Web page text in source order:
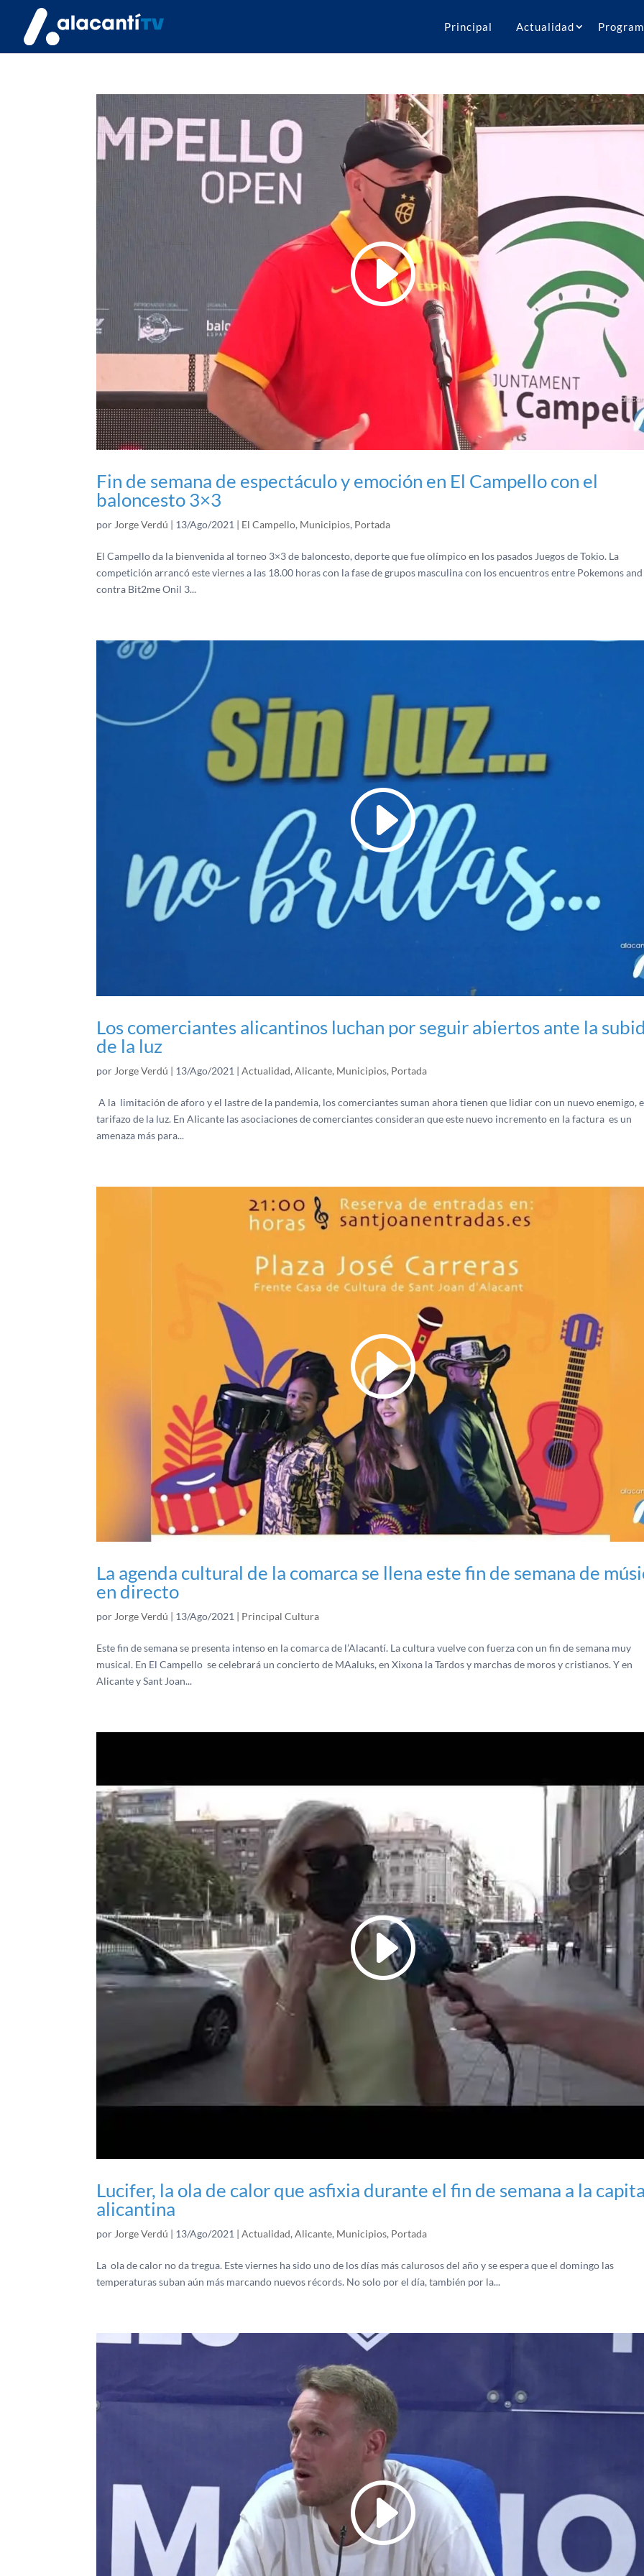
Principal Actualidad
Fin de semana de espectáculo y emoción en El Campello con el
baloncesto 3×3
por Jorge Verdú | 13/Ago/2021 | El Campello, Municipios, Portada
El Campello da la bienvenida al torneo 3×3 de baloncesto, deporte que fue olímpico en los pasados Juegos de Tokio. La
competición arrancó este viernes a las 18.00 horas con la fase de grupos masculina con los encuentros entre Pokemons
contra Bit2me Onil 3...
Los comerciantes alicantinos luchan por seguir abiertos ante la
de la luz
por Jorge Verdú | 13/Ago/2021 |Actualidad,Alicante, Municipios, Portada
A la limitación de aforo y el lastre de la pandemia, los comerciantes suman ahora tienen que lidiar con un nuevo enemigo,
tarifazo de la luz. En Alicante las asociaciones de comerciantes consideran que este nuevo incremento en la factura es un
amenaza más para...
La agenda cultural de la comarca se llena este fin de semana de
en directo
por Jorge Verdú | 13/Ago/2021 | Principal Cultura
Este fin de semana se presenta intenso en la comarca de l’Alacantí. La cultura vuelve con fuerza con un fin de semana muy
musical. En El Campello se celebrará un concierto de MAaluks, en Xixona la Tardos y marchas de moros y cristianos. Y en
Alicante y Sant Joan...
Lucifer, la ola de calor que asfixia durante el fin de semana a la
alicantina
por Jorge Verdú | 13/Ago/2021 |Actualidad,Alicante, Municipios, Portada
La ola de calor no da tregua. Este viernes ha sido uno de los días más calurosos del año y se espera que el domingo las
temperaturas suban aún más marcando nuevos récords. No solo por el día, también por la...